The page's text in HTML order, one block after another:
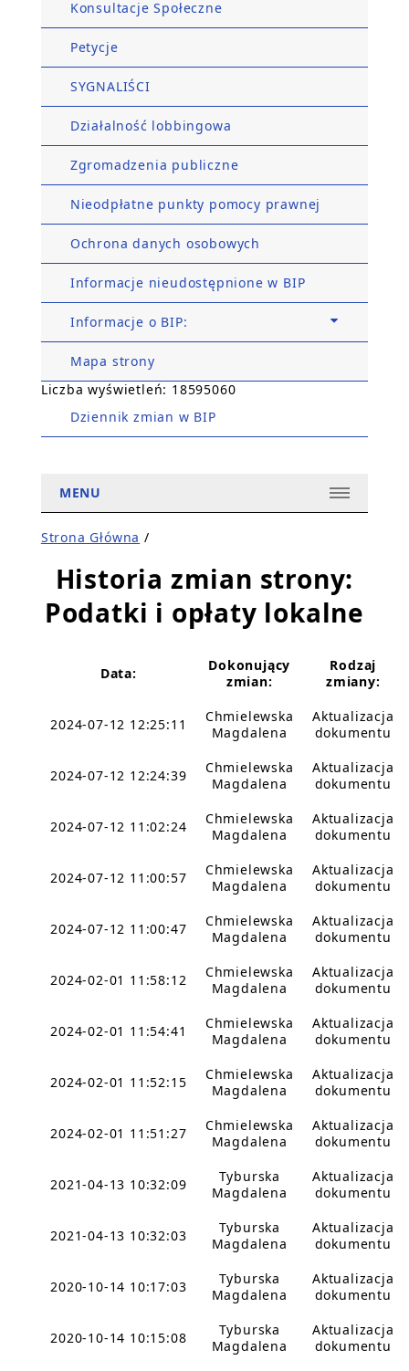
Konsultacje Społeczne
Petycje
SYGNALIŚCI
Działalność lobbingowa
Zgromadzenia publiczne
Nieodpłatne punkty pomocy prawnej
Ochrona danych osobowych
Informacje nieudostępnione w BIP
Informacje o BIP:
Mapa strony
Liczba wyświetleń: 18595060
Dziennik zmian w BIP
MENU
Strona Główna /
Historia zmian strony:
Podatki i opłaty lokalne
Data:
Dokonujący
zmian:
Rodzaj
zmiany:
2024-07-12 12:25:11
Chmielewska
Magdalena
Aktualizacja
dokumentu
2024-07-12 12:24:39
Chmielewska
Magdalena
Aktualizacja
dokumentu
2024-07-12 11:02:24
Chmielewska
Magdalena
Aktualizacja
dokumentu
2024-07-12 11:00:57
Chmielewska
Magdalena
Aktualizacja
dokumentu
2024-07-12 11:00:47
Chmielewska
Magdalena
Aktualizacja
dokumentu
2024-02-01 11:58:12
Chmielewska
Magdalena
Aktualizacja
dokumentu
2024-02-01 11:54:41
Chmielewska
Magdalena
Aktualizacja
dokumentu
2024-02-01 11:52:15
Chmielewska
Magdalena
Aktualizacja
dokumentu
2024-02-01 11:51:27
Chmielewska
Magdalena
Aktualizacja
dokumentu
2021-04-13 10:32:09
Tyburska
Magdalena
Aktualizacja
dokumentu
2021-04-13 10:32:03
Tyburska
Magdalena
Aktualizacja
dokumentu
2020-10-14 10:17:03
Tyburska
Magdalena
Aktualizacja
dokumentu
2020-10-14 10:15:08
Tyburska
Magdalena
Aktualizacja
dokumentu